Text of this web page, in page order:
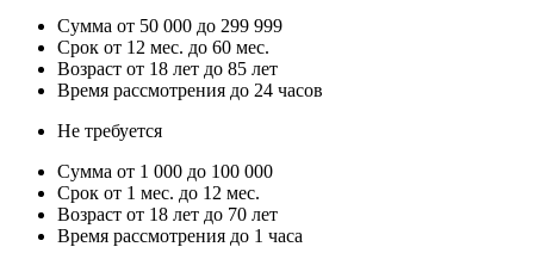
Сумма от 50 000 до 299 999
Срок от 12 мес. до 60 мес.
Возраст от 18 лет до 85 лет
Время рассмотрения до 24 часов
Не требуется
Сумма от 1 000 до 100 000
Срок от 1 мес. до 12 мес.
Возраст от 18 лет до 70 лет
Время рассмотрения до 1 часа